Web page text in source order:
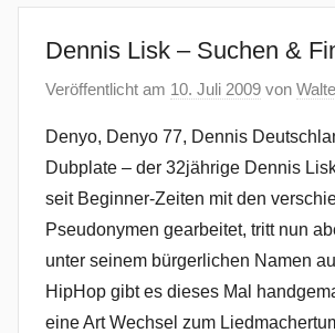
Dennis Lisk – Suchen &
Veröffentlicht am 10. Juli 2009 von
Denyo, Denyo 77, Dennis
Dubplate – der 32jährige Dennis
seit Beginner-Zeiten mit den
Pseudonymen gearbeitet, tritt nun
unter seinem bürgerlichen Namen
HipHop gibt es dieses Mal
eine Art Wechsel zum